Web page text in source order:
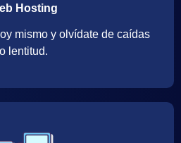
Hosting
mismo y olvídate de caídas
o lentitud.